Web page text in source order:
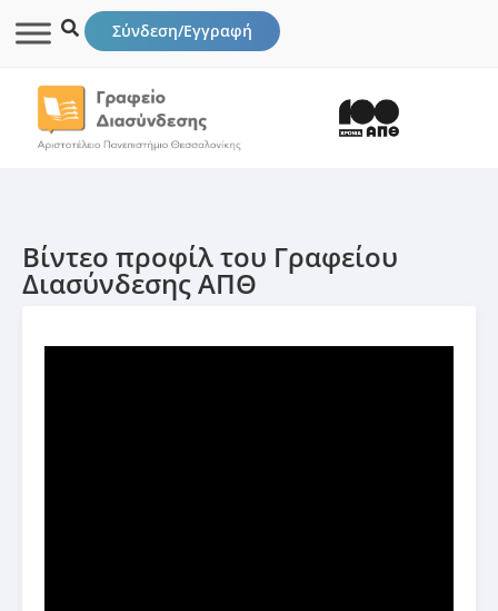
Σύνδεση/Εγγραφή
Βίντεο προφίλ του Γραφείου
Διασύνδεσης ΑΠΘ